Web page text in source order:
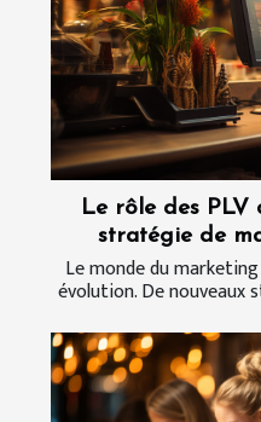
Le rôle des
stratégie de
Le monde du
évolution. De nouveaux